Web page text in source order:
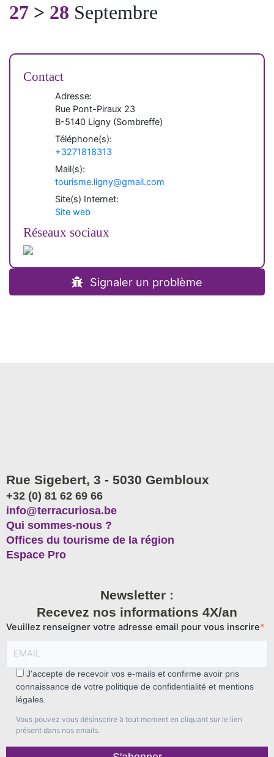
27 > 28 Septembre
Contact
Adresse:
Rue Pont-Piraux 23
B-5140 Ligny (Sombreffe)
Téléphone(s):
+3271818313
Mail(s):
tourisme.ligny@gmail.com
Site(s) Internet:
Site web
Réseaux sociaux
Signaler un problème
Rue Sigebert, 3 - 5030 Gembloux
+32 (0) 81 62 69 66
info@terracuriosa.be
Qui sommes-nous ?
Offices du tourisme de la région
Espace Pro
Newsletter :
Recevez nos informations 4X/an
Veuillez renseigner votre adresse email pour vous inscrire
J'accepte de recevoir vos e-mails et confirme avoir pris
connaissance de votre politique de confidentialité et mentions
légales.
Vous pouvez vous désinscrire à tout moment en cliquant sur le lien
présent dans nos emails.